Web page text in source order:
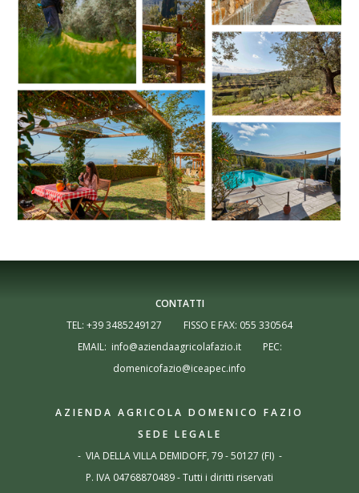
CONTATTI
TEL: +39 3485249127 FISSO E FAX: 055 330564
EMAIL: info@aziendaagricolafazio.it
PEC:
domenicofazio@iceapec.info
AZIENDA AGRICOLA DOMENICO FAZIO
SEDE LEGALE
- VIA DELLA VILLA DEMIDOFF, 79 - 50127 (FI) -
P. IVA 04768870489 - Tutti i diritti riservati